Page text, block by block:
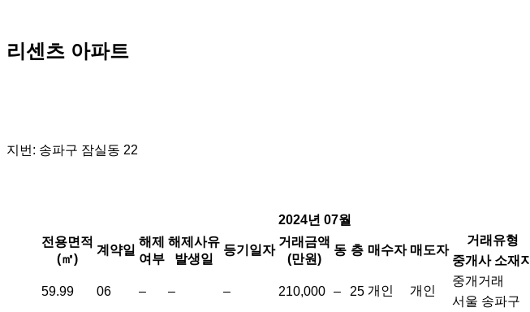
리센츠 아파트
지번: 송파구 잠실동 22
2024년 07월
전용면적
(㎡)
계약일
해제
여부
해제사유
발생일
등기일자
거래금액
(만원)
동 층 매수자 매도자
거래유형
중개사 소재지
59.99 06 – – – 210,000 – 25 개인 개인
중개거래
서울 송파구